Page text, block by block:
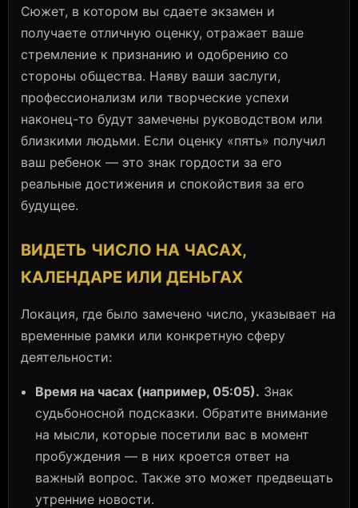
Сюжет, в котором вы сдаете экзамен и
получаете отличную оценку, отражает ваше
стремление к признанию и одобрению со
стороны общества. Наяву ваши заслуги,
профессионализм или творческие успехи
наконец-то будут замечены руководством или
близкими людьми. Если оценку «пять» получил
ваш ребенок — это знак гордости за его
реальные достижения и спокойствия за его
будущее.
ВИДЕТЬ ЧИСЛО НА ЧАСАХ,
КАЛЕНДАРЕ ИЛИ ДЕНЬГАХ
Локация, где было замечено число, указывает на
временные рамки или конкретную сферу
деятельности:
Время на часах (например, 05:05). Знак
судьбоносной подсказки. Обратите внимание
на мысли, которые посетили вас в момент
пробуждения — в них кроется ответ на
важный вопрос. Также это может предвещать
утренние новости.